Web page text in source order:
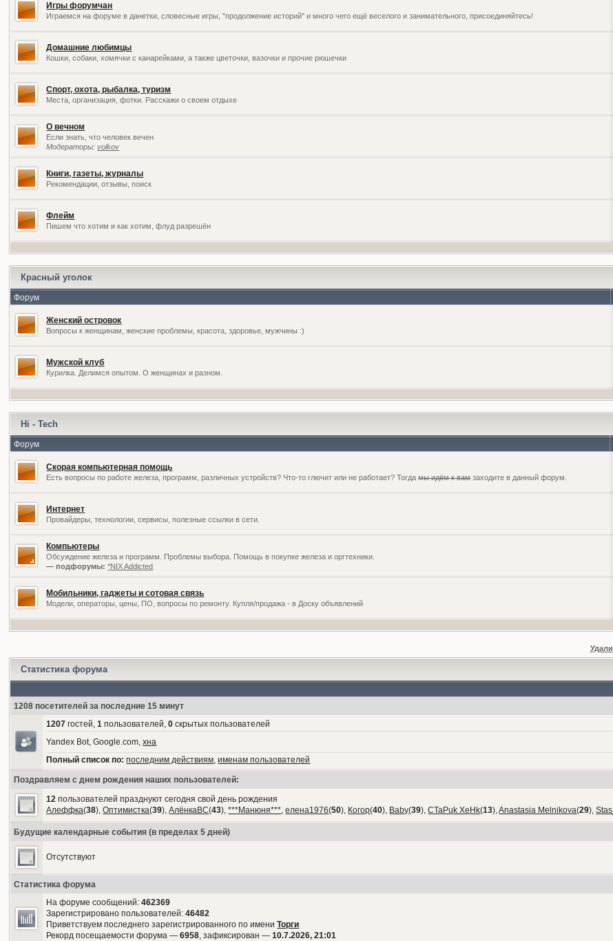
Игры форумчан
Играемся на форуме в данетки, словесные игры, "продолжение историй" и много чего ещё веселого и занимательного, присоединяйтесь!
Домашние любимцы
Кошки, собаки, хомячки с канарейками, а также цветочки, вазочки и прочие рюшечки
Спорт, охота, рыбалка, туризм
Места, организация, фотки. Расскажи о своем отдыхе
О вечном
Если знать, что человек вечен
Модераторы:volkov
Книги, газеты, журналы
Рекомендации, отзывы, поиск
Флейм
Пишем что хотим и как хотим, флуд разрешён
Красный уголок
Форум
Женский островок
Вопросы к женщинам, женские проблемы, красота, здоровье, мужчины :)
Мужской клуб
Курилка. Делимся опытом. О женщинах и разном.
Hi - Tech
Форум
Скорая компьютерная помощь
Есть вопросы по работе железа, программ, различных устройств? Что-то глючит или не работает? Тогдамы идём к вамзаходите в данный форум.
Интернет
Провайдеры, технологии, сервисы, полезные ссылки в сети.
Компьютеры
Обсуждение железа и программ. Проблемы выбора. Помощь в покупке железа и оргтехники.
— подфорумы: *NIX Addicted
Мобильники, гаджеты и сотовая связь
Модели, операторы, цены, ПО, вопросы по ремонту. Купля/продажа - в Доску объявлений
Статистика форума
1208 посетителей за последние 15 минут
1207 гостей,1 пользователей,0 скрытых пользователей
Yandex Bot, Google.com,хна
Полный список по: последним действиям,именам пользователей
Поздравляем с днем рождения наших пользователей:
12 пользователей празднуют сегодня свой день рождения
Алеффка(38),Оптимистка(39),АлёнкаВС(43),***Манюня***,елена1976(50), Когор(40), Baby(39),CTaPuk XeHk(13),Anastasia Melnikova(29),
Будущие календарные события (в пределах 5 дней)
Отсутствуют
Статистика форума
На форуме сообщений:462369
Зарегистрировано пользователей:46482
Приветствуем последнего зарегистрированного по имениТорги
Рекорд посещаемости форума —6958, зафиксирован —10.7.2026, 21:01